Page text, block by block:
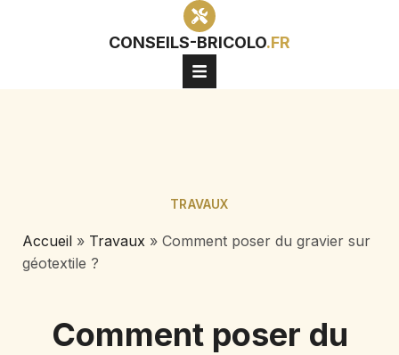
CONSEILS-BRICOLO.FR
TRAVAUX
Accueil » Travaux » Comment poser du gravier sur
géotextile ?
Comment poser du